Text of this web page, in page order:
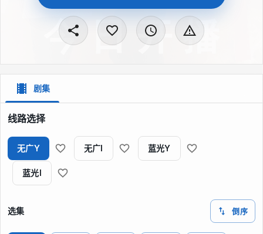
剧集
线路选择
无广Y 无广I 蓝光Y
蓝光I
选集 倒序